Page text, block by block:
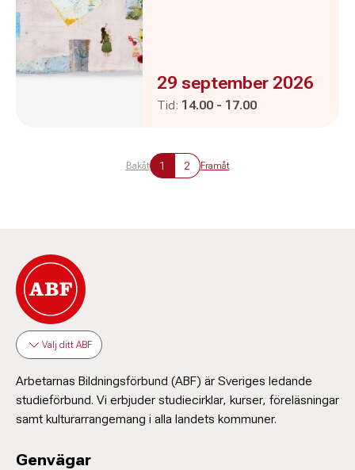
Evenemanget är :
29 september 2026
Tid: Pågår mellan
14.00 - och
17.00
Bakåt 1 2 Framåt
Välj ditt ABF
Arbetarnas Bildningsförbund (ABF) är Sveriges ledande
studieförbund. Vi erbjuder studiecirklar, kurser, föreläsningar
samt kulturarrangemang i alla landets kommuner.
Genvägar